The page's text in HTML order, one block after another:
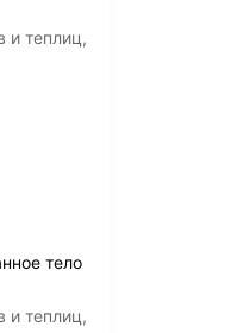
и теплиц,
тело
и теплиц,